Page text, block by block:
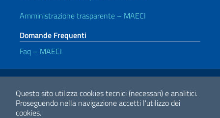
Questo sito utilizza cookies tecnici (necessari) e analitici.
Proseguendo nella navigazione accetti l'utilizzo dei
cookies.
Amministrazione trasparente – MAECI
Domande Frequenti
Faq – MAECI
Link Utili